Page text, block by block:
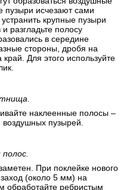
пузыри исчезают сами
крупные пузыри
и разгладьте полосу
в середине
стороны, дробя на
Для этого используйте
.
наклеенные полосы –
воздушных пузырей.
При поклейке нового
(около 5 мм) на
обработайте ребристым